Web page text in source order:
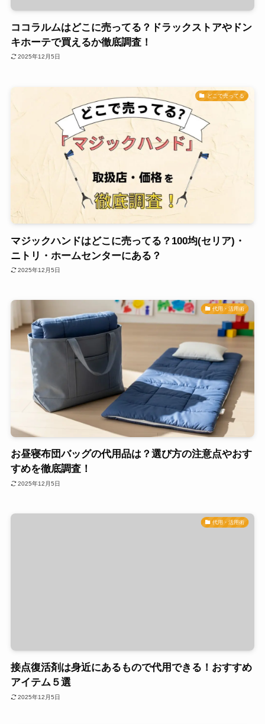
ココラルムはどこに売ってる？ドラックストアやドン
キホーテで買えるか徹底調査！
2025年12月5日
どこで売ってる
マジックハンドはどこに売ってる？100均(セリア)・
ニトリ・ホームセンターにある？
2025年12月5日
代用・活用術
お昼寝布団バッグの代用品は？選び方の注意点やおす
すめを徹底調査！
2025年12月5日
代用・活用術
接点復活剤は身近にあるもので代用できる！おすすめ
アイテム５選
2025年12月5日